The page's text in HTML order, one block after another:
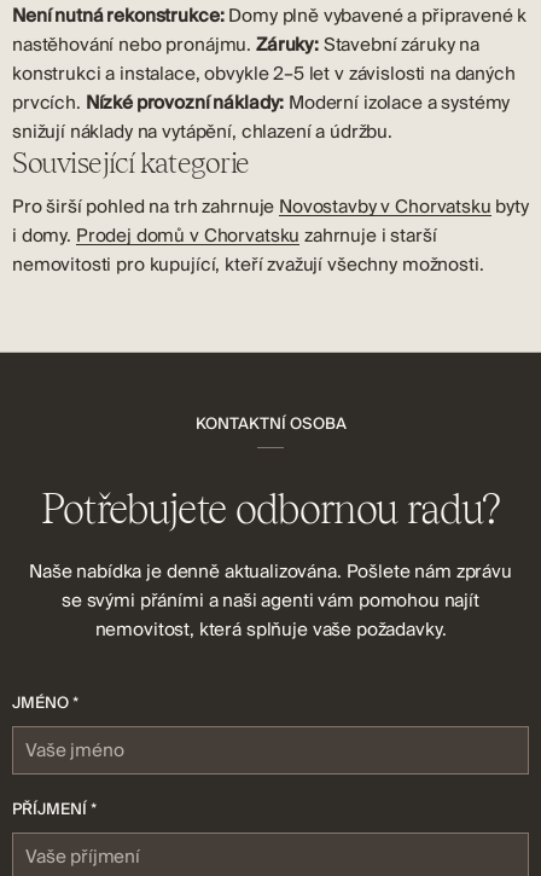
Není nutná rekonstrukce:Domy plně vybavené a připravené k
nastěhování nebo pronájmu. Záruky:Stavební záruky na
konstrukci a instalace, obvykle 2–5 let v závislosti na daných
prvcích. Nízké provozní náklady: Moderní izolace a systémy
snižují náklady na vytápění, chlazení a údržbu.
Související kategorie
Pro širší pohled na trh zahrnuje Novostavby v Chorvatsku byty
i domy. Prodej domů v Chorvatsku zahrnuje i starší
nemovitosti pro kupující, kteří zvažují všechny možnosti.
KONTAKTNÍ OSOBA
Potřebujete odbornou radu?
Naše nabídka je denně aktualizována. Pošlete nám zprávu
se svými přáními a naši agenti vám pomohou najít
nemovitost, která splňuje vaše požadavky.
JMÉNO *
PŘÍJMENÍ *